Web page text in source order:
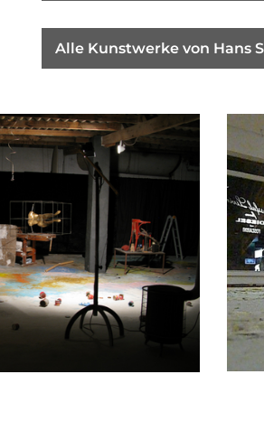
Alle Kunstwerke von Hans